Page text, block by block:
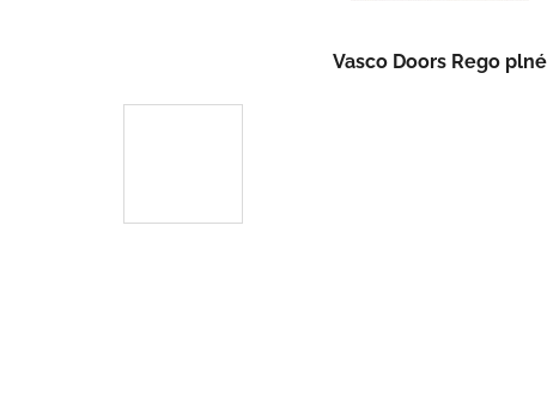
Vasco Doors Rego plné